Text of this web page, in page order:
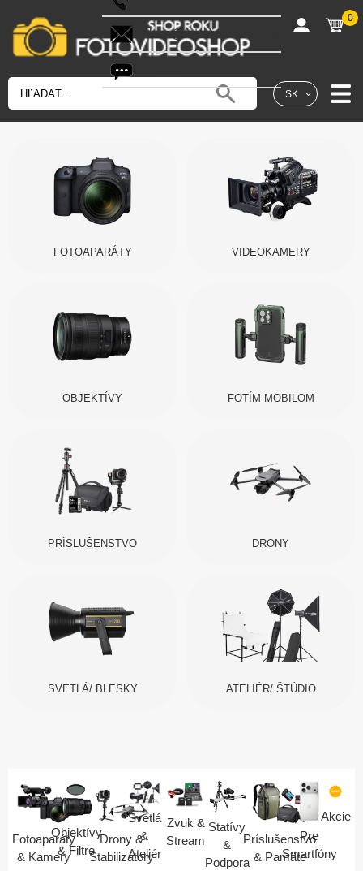
SK
shop@fotovideoshop.sk
0
FOTOAPARÁTY VIDEOKAMERY
OBJEKTÍVY FOTÍM MOBILOM
PRÍSLUŠENSTVO DRONY
SVETLÁ/ BLESKY ATELIÉR/ ŠTÚDIO
Fotoaparáty
& Kamery
Objektívy
& Filtre
Drony &
Stabilizátory
Svetlá
&
Ateliér
Zvuk &
Stream
Statívy
&
Podpora
Príslušenstvo
& Pamäte
Pre
Smartfóny
Akcie